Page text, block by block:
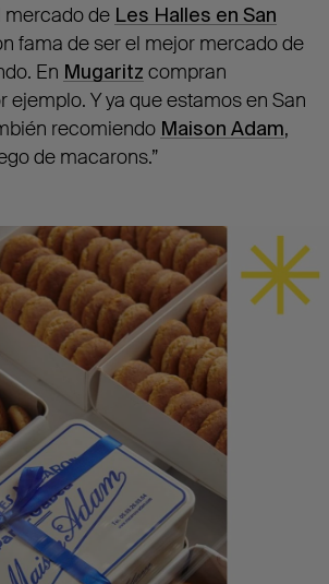
mercado de Les Halles en San
fama de ser el mejor mercado de
En Mugaritz compran
ejemplo. Y ya que estamos en San
recomiendo Maison Adam,
de macarons.”